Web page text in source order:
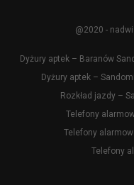
@2020 -
Dyżury aptek – Baranów
Dyżury aptek –
Rozkład jazdy –
Telefony
Telefony
Telefony